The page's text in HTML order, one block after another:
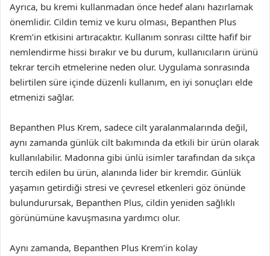
Ayrıca, bu kremi kullanmadan önce hedef alanı hazırlamak
önemlidir. Cildin temiz ve kuru olması, Bepanthen Plus
Krem’in etkisini artıracaktır. Kullanım sonrası ciltte hafif bir
nemlendirme hissi bırakır ve bu durum, kullanıcıların ürünü
tekrar tercih etmelerine neden olur. Uygulama sonrasında
belirtilen süre içinde düzenli kullanım, en iyi sonuçları elde
etmenizi sağlar.
Bepanthen Plus Krem, sadece cilt yaralanmalarında değil,
aynı zamanda günlük cilt bakımında da etkili bir ürün olarak
kullanılabilir. Madonna gibi ünlü isimler tarafından da sıkça
tercih edilen bu ürün, alanında lider bir kremdir. Günlük
yaşamın getirdiği stresi ve çevresel etkenleri göz önünde
bulundurursak, Bepanthen Plus, cildin yeniden sağlıklı
görünümüne kavuşmasına yardımcı olur.
Aynı zamanda, Bepanthen Plus Krem’in kolay